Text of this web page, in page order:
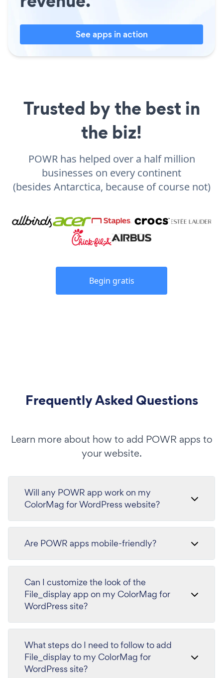
See apps in action
Trusted by the best in
the biz!
POWR has helped over a half million
businesses on every continent
(besides Antarctica, because of course not)
Begin gratis
Frequently Asked Questions
Learn more about how to add POWR apps to
your website.
Will any POWR app work on my
ColorMag for WordPress website?
Are POWR apps mobile-friendly?
Can I customize the look of the
File_display app on my ColorMag for
WordPress site?
What steps do I need to follow to add
File_display to my ColorMag for
WordPress site?